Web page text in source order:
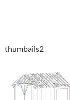
thumbails2